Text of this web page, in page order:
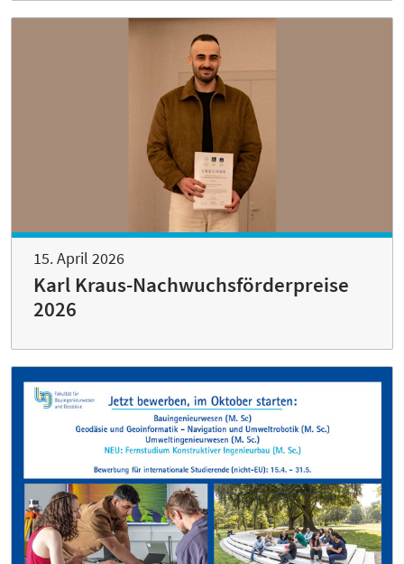
15. April 2026
Karl Kraus-Nachwuchsförderpreise
2026